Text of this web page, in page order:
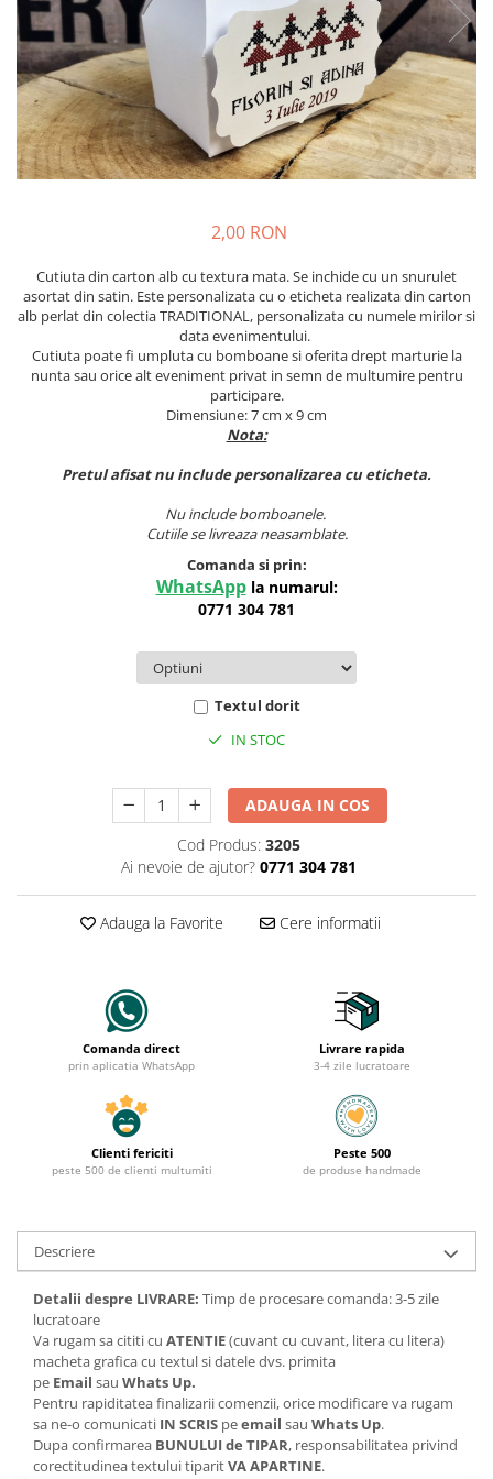
Meniuri & nr de BOTEZ
Plicuri si cartoane pentru INVITATII
TAVA pentru MOT
Cruciulite de BOTEZ
Invitatii BANCHET
Trusouri & Lumanari Botez
Pahare Miri & Nasi
Cocarde nunta
Inmormatare/pomana
Meniuri pentru NUNTA
Decoratiuni NUNTA
2,00 RON
Cutiuta din carton alb cu textura mata. Se inchide cu un snurulet
asortat din satin. Este personalizata cu o eticheta realizata din carton
alb perlat din colectia TRADITIONAL, personalizata cu numele mirilor si
data evenimentului.
Cutiuta poate fi umpluta cu bomboane si oferita drept marturie la
nunta sau orice alt eveniment privat in semn de multumire pentru
participare.
Dimensiune: 7 cm x 9 cm
Nota:
Pretul afisat nu include personalizarea cu eticheta.
Nu include bomboanele.
Cutiile se livreaza neasamblate.
Comanda si prin:
WhatsApp la numarul:
0771 304 781
Textul dorit
IN STOC
ADAUGA IN COS
Cod Produs: 3205
Ai nevoie de ajutor? 0771 304 781
Adauga la Favorite Cere informatii
Comanda direct
prin aplicatia WhatsApp
Livrare rapida
3-4 zile lucratoare
Clienti fericiti
peste 500 de clienti multumiti
Peste 500
de produse handmade
Descriere
Detalii despre LIVRARE: Timp de procesare comanda: 3-5 zile
lucratoare
Va rugam sa cititi cu ATENTIE(cuvant cu cuvant, litera cu litera)
macheta grafica cu textul si datele dvs. primita
pe Email sau Whats Up.
Pentru rapiditatea finalizarii comenzii, orice modificare va rugam
sa ne-o comunicati IN SCRIS peemail sau Whats Up.
Dupa confirmarea BUNULUI de TIPAR, responsabilitatea privind
corectitudinea textului tiparitVA APARTINE.